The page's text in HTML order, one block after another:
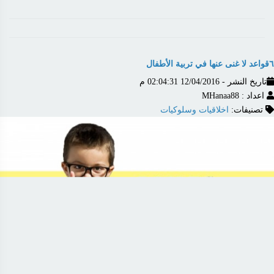
٦قواعد لا غنى عنها في تربية الأطفال
تاريخ النشر - 12/04/2016 02:04:31 م
اعداد : MHanaa88
تصنيفات: اخلاقيات وسلوكيات